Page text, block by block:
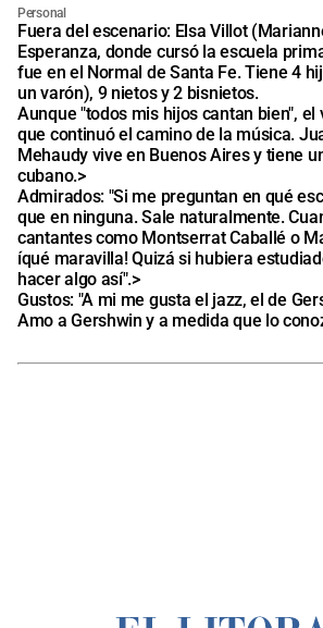
Personal
Fuera del escenario: Elsa Villot
Esperanza, donde cursó la escuela
fue en el Normal de Santa Fe. Tiene 4
un varón), 9 nietos y 2 bisnietos.
Aunque "todos mis hijos cantan bien", el
que continuó el camino de la música.
Mehaudy vive en Buenos Aires y tiene
cubano.>
Admirados: "Si me preguntan en qué
que en ninguna. Sale naturalmente.
cantantes como Montserrat Caballé o
íqué maravilla! Quizá si hubiera
hacer algo así".>
Gustos: "A mi me gusta el jazz, el de
Amo a Gershwin y a medida que lo